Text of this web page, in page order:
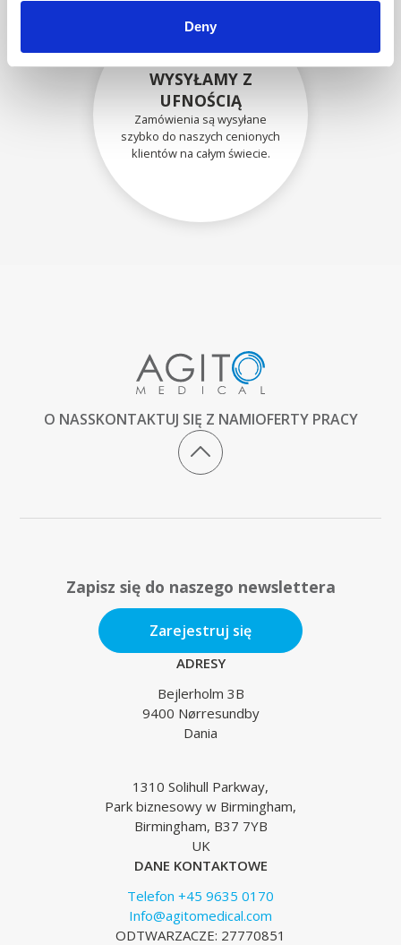
Deny
WYSYŁAMY Z
UFNOŚCIĄ
Zamówienia są wysyłane
szybko do naszych cenionych
klientów na całym świecie.
O NASSKONTAKTUJ SIĘ Z NAMIOFERTY PRACY
Zapisz się do naszego newslettera
Zarejestruj się
ADRESY
Bejlerholm 3B
9400 Nørresundby
Dania
1310 Solihull Parkway,
Park biznesowy w Birmingham,
Birmingham, B37 7YB
UK
DANE KONTAKTOWE
Telefon +45 9635 0170
Info@agitomedical.com
ODTWARZACZE: 27770851